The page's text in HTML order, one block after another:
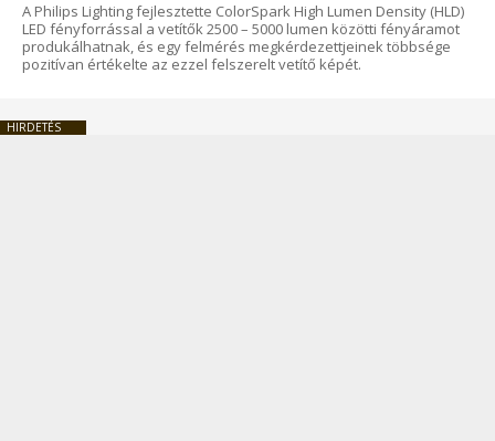
A Philips Lighting fejlesztette ColorSpark High Lumen Density (HLD)
LED fényforrással a vetítők 2500 – 5000 lumen közötti fényáramot
produkálhatnak, és egy felmérés megkérdezettjeinek többsége
pozitívan értékelte az ezzel felszerelt vetítő képét.
HIRDETÉS